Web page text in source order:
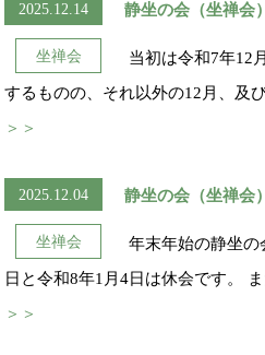
2025.12.14 静坐の会（坐禅会
坐禅会
当初は令和7年12
するものの、それ以外の12月、及
＞＞
2025.12.04 静坐の会（坐禅会
坐禅会
年末年始の静坐の
日と令和8年1月4日は休会です。
＞＞